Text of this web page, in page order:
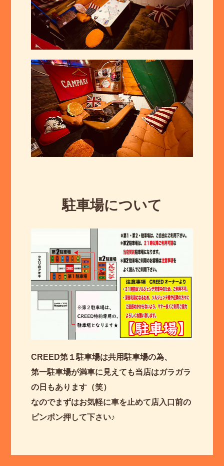
駐車場について
CREED第１駐車場は共用駐車場の為、
第一駐車場が満車に見えても当店はガラガラ
の日もあります（笑）
なのでまずはお気軽に車を止めて店入口前の
ピンポン押して下さい♪